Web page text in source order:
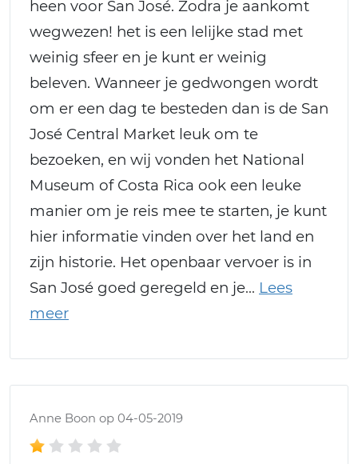
heen voor San José. Zodra je aankomt
wegwezen! het is een lelijke stad met
weinig sfeer en je kunt er weinig
beleven. Wanneer je gedwongen wordt
om er een dag te besteden dan is de San
José Central Market leuk om te
bezoeken, en wij vonden het National
Museum of Costa Rica ook een leuke
manier om je reis mee te starten, je kunt
hier informatie vinden over het land en
zijn historie. Het openbaar vervoer is in
San José goed geregeld en je
Anne Boon op 04-05-2019